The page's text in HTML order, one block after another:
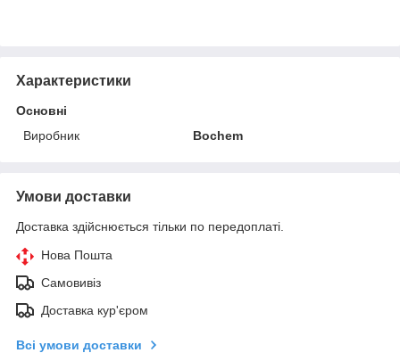
Характеристики
Основні
Виробник
Bochem
Умови доставки
Доставка здійснюється тільки по передоплаті.
Нова Пошта
Самовивіз
Доставка кур'єром
Всі умови доставки